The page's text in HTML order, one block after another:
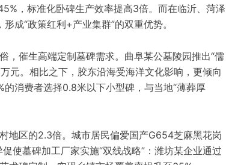
，标准化卧碑生产效率提高3倍。而在临沂、菏泽
成“政策红利+产业集群”的双重优势。
，催生高端定制墓碑需求。曲阜某公墓陵园推出“儒
元。相比之下，胶东沿海受海洋文化影响，更倾向
消费者选择0.8米以下小型碑，与当地“薄葬厚
地区的2.3倍。城市居民偏爱国产G654芝麻黑花岗
使墓碑加工厂家实施“双线战略”：潍坊某企业通过